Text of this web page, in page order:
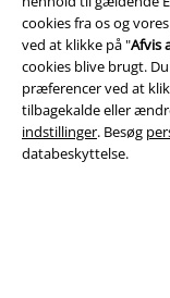
cookies fra os og
ved at klikke på "Afvis
cookies blive brugt.
præferencer ved at
tilbagekalde eller
indstillinger. Besøg
databeskyttelse.
Bortskaffelse af affald
Oplysninger om